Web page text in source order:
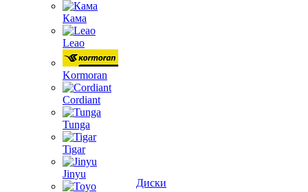
Кама
Leao
Kormoran
Cordiant
Tunga
Tigar
Jinyu
Диски